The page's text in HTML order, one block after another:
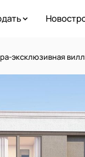
эксклюзивная